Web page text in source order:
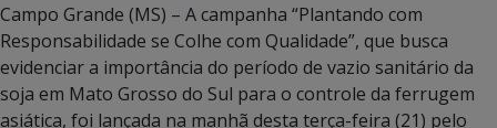
Campo Grande (MS) – A campanha “Plantando com
Responsabilidade se Colhe com Qualidade”, que busca
evidenciar a importância do período de vazio sanitário da
soja em Mato Grosso do Sul para o controle da ferrugem
asiática, foi lançada na manhã desta terça-feira (21) pelo